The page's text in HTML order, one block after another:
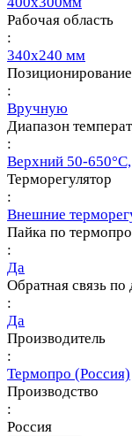
Рабочая область
:
340х240 мм
Позиционирование
:
Вручную
Диапазон
:
Верхний 50-
Терморегулятор
:
Внешние
Пайка по
:
Да
Обратная связь по
:
Да
Производитель
:
Термопро (Россия)
Производство
:
Россия